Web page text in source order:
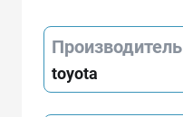
Производитель
toyota